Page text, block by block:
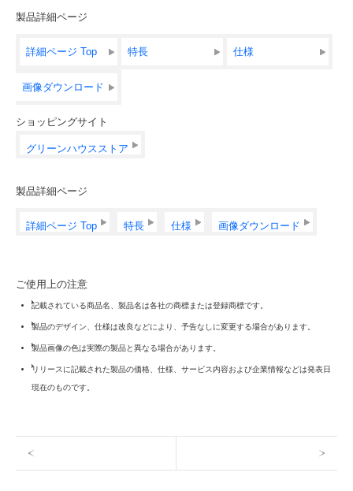
製品詳細ページ
詳細ページ Top 特長 仕様
画像ダウンロード
ショッピングサイト
グリーンハウスストア
製品詳細ページ
詳細ページ Top 特長 仕様 画像ダウンロード
ご使用上の注意
記載されている商品名、製品名は各社の商標または登録商標です。
製品のデザイン、仕様は改良などにより、予告なしに変更する場合があります。
製品画像の色は実際の製品と異なる場合があります。
リリースに記載された製品の価格、仕様、サービス内容および企業情報などは発表日
現在のものです。